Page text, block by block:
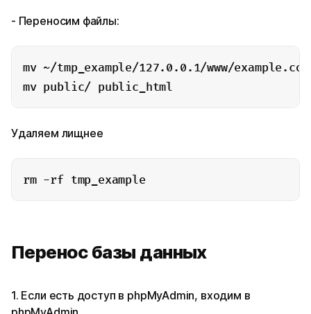
- Переносим файлы:
mv ~/tmp_example/127.0.0.1/www/
mv public/ public_html
Удаляем лищнее
rm -rf tmp_example
Перенос базы данных
1. Если есть доступ в phpMyAdmin, входим в